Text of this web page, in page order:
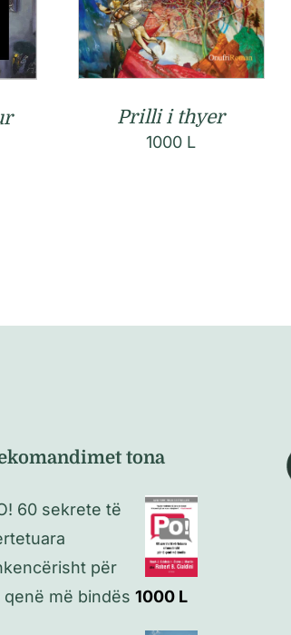
Prilli i thyer
1000 L
tona
60 sekrete të
për
qenë më bindës 1000 L